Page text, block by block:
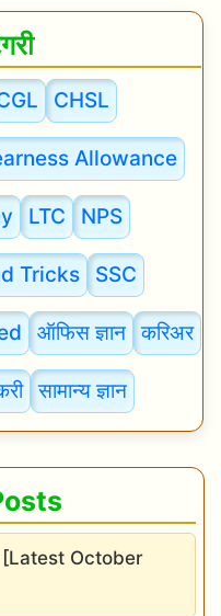
इ
ति
हा
स
,
म
ह
त्व
औ
र
थी
CHSL
Allowance
LTC NPS
Tricks SSC
ऑफिस ज्ञान करिअर
सामान्य ज्ञान
October